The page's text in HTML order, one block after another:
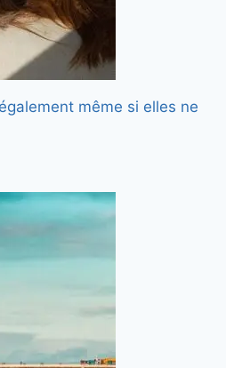
même si elles ne